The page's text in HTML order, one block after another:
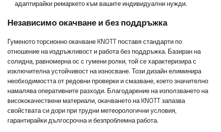
адаптирайки ремаркето към вашите индивидуални нужди.
Независимо окачване и без поддръжка
Гуменото торсионно окачване KNOTT поставя стандарти по
отношение на издръжливост и работа без поддръжка. Базиран на
солидна, равномерна ос с гумени ролки, той се характеризира с
изключителна устойчивост на износване. Този дизайн елиминира
необходимостта от редовни проверки и смазване, което значително
намалява оперативните разходи. Благодарение на използването на
висококачествени материали, окачването на KNOTT запазва
свойствата си дори при трудни метеорологични условия,
гарантирайки дългосрочна и безпроблемна работа.